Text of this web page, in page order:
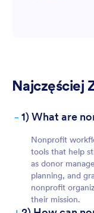
Najczęściej
- 1) What are
Nonprofit
tools that help
as donor
planning, and
nonprofit
their mission.